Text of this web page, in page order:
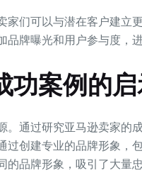
们可以与潜在客户建立
牌曝光和用户参与度，
功案例的
。通过研究亚马逊卖家的
过创建专业的品牌形象，
品牌形象，吸引了大量忠